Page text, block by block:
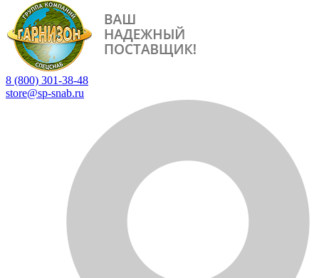
8 (800) 301-38-48
store@sp-snab.ru